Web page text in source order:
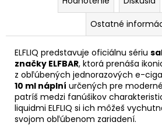
Ostatné
ELFLIQ predstavuje oficiálnu sériu
značky ELFBAR, ktorá prenáša
z obľúbených jednorazových e-
10 ml náplní určených pre
patríš medzi fanúšikov
liquidmi ELFLIQ si ich môžeš
svojom obľúbenom zariadení.